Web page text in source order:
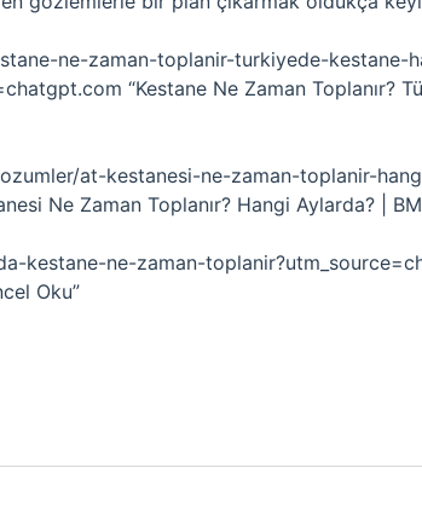
ne-zaman-toplanir-turkiyede-kestane-
“Kestane Ne Zaman Toplanır?
at-kestanesi-ne-zaman-toplanir-
Ne Zaman Toplanır? Hangi Aylarda? |
kestane-ne-zaman-
Oku”